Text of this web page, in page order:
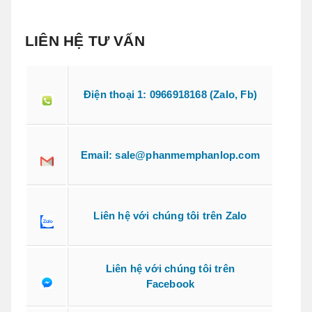
LIÊN HỆ TƯ VẤN
Điện thoại 1: 0966918168 (Zalo, Fb)
Email: sale@phanmemphanlop.com
Liên hệ với chúng tôi trên Zalo
Liên hệ với chúng tôi trên
Facebook